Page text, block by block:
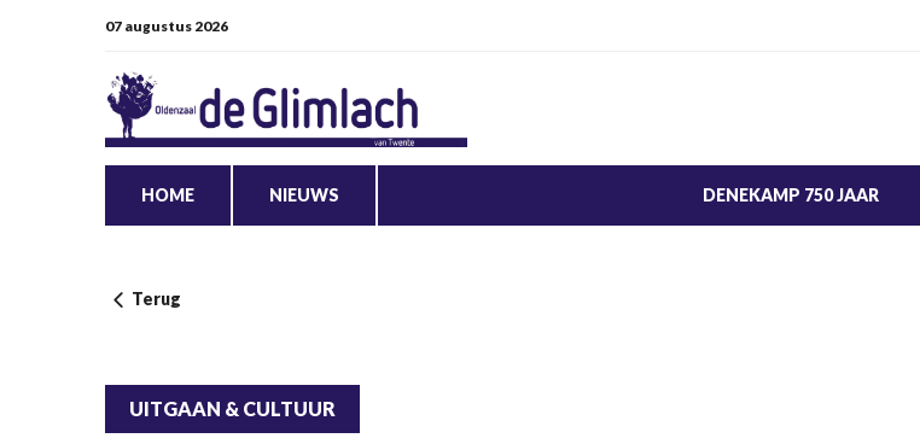
07 augustus 2026
HOME NIEUWS DENEKAMP 750 JAAR
Terug
UITGAAN & CULTUUR